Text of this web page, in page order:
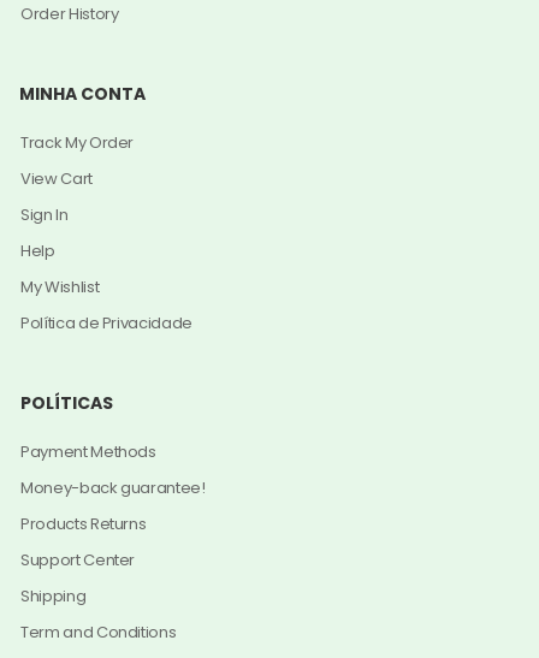
Order History
MINHA CONTA
Track My Order
View Cart
Sign In
Help
My Wishlist
Política de Privacidade
POLÍTICAS
Payment Methods
Money-back guarantee!
Products Returns
Support Center
Shipping
Term and Conditions